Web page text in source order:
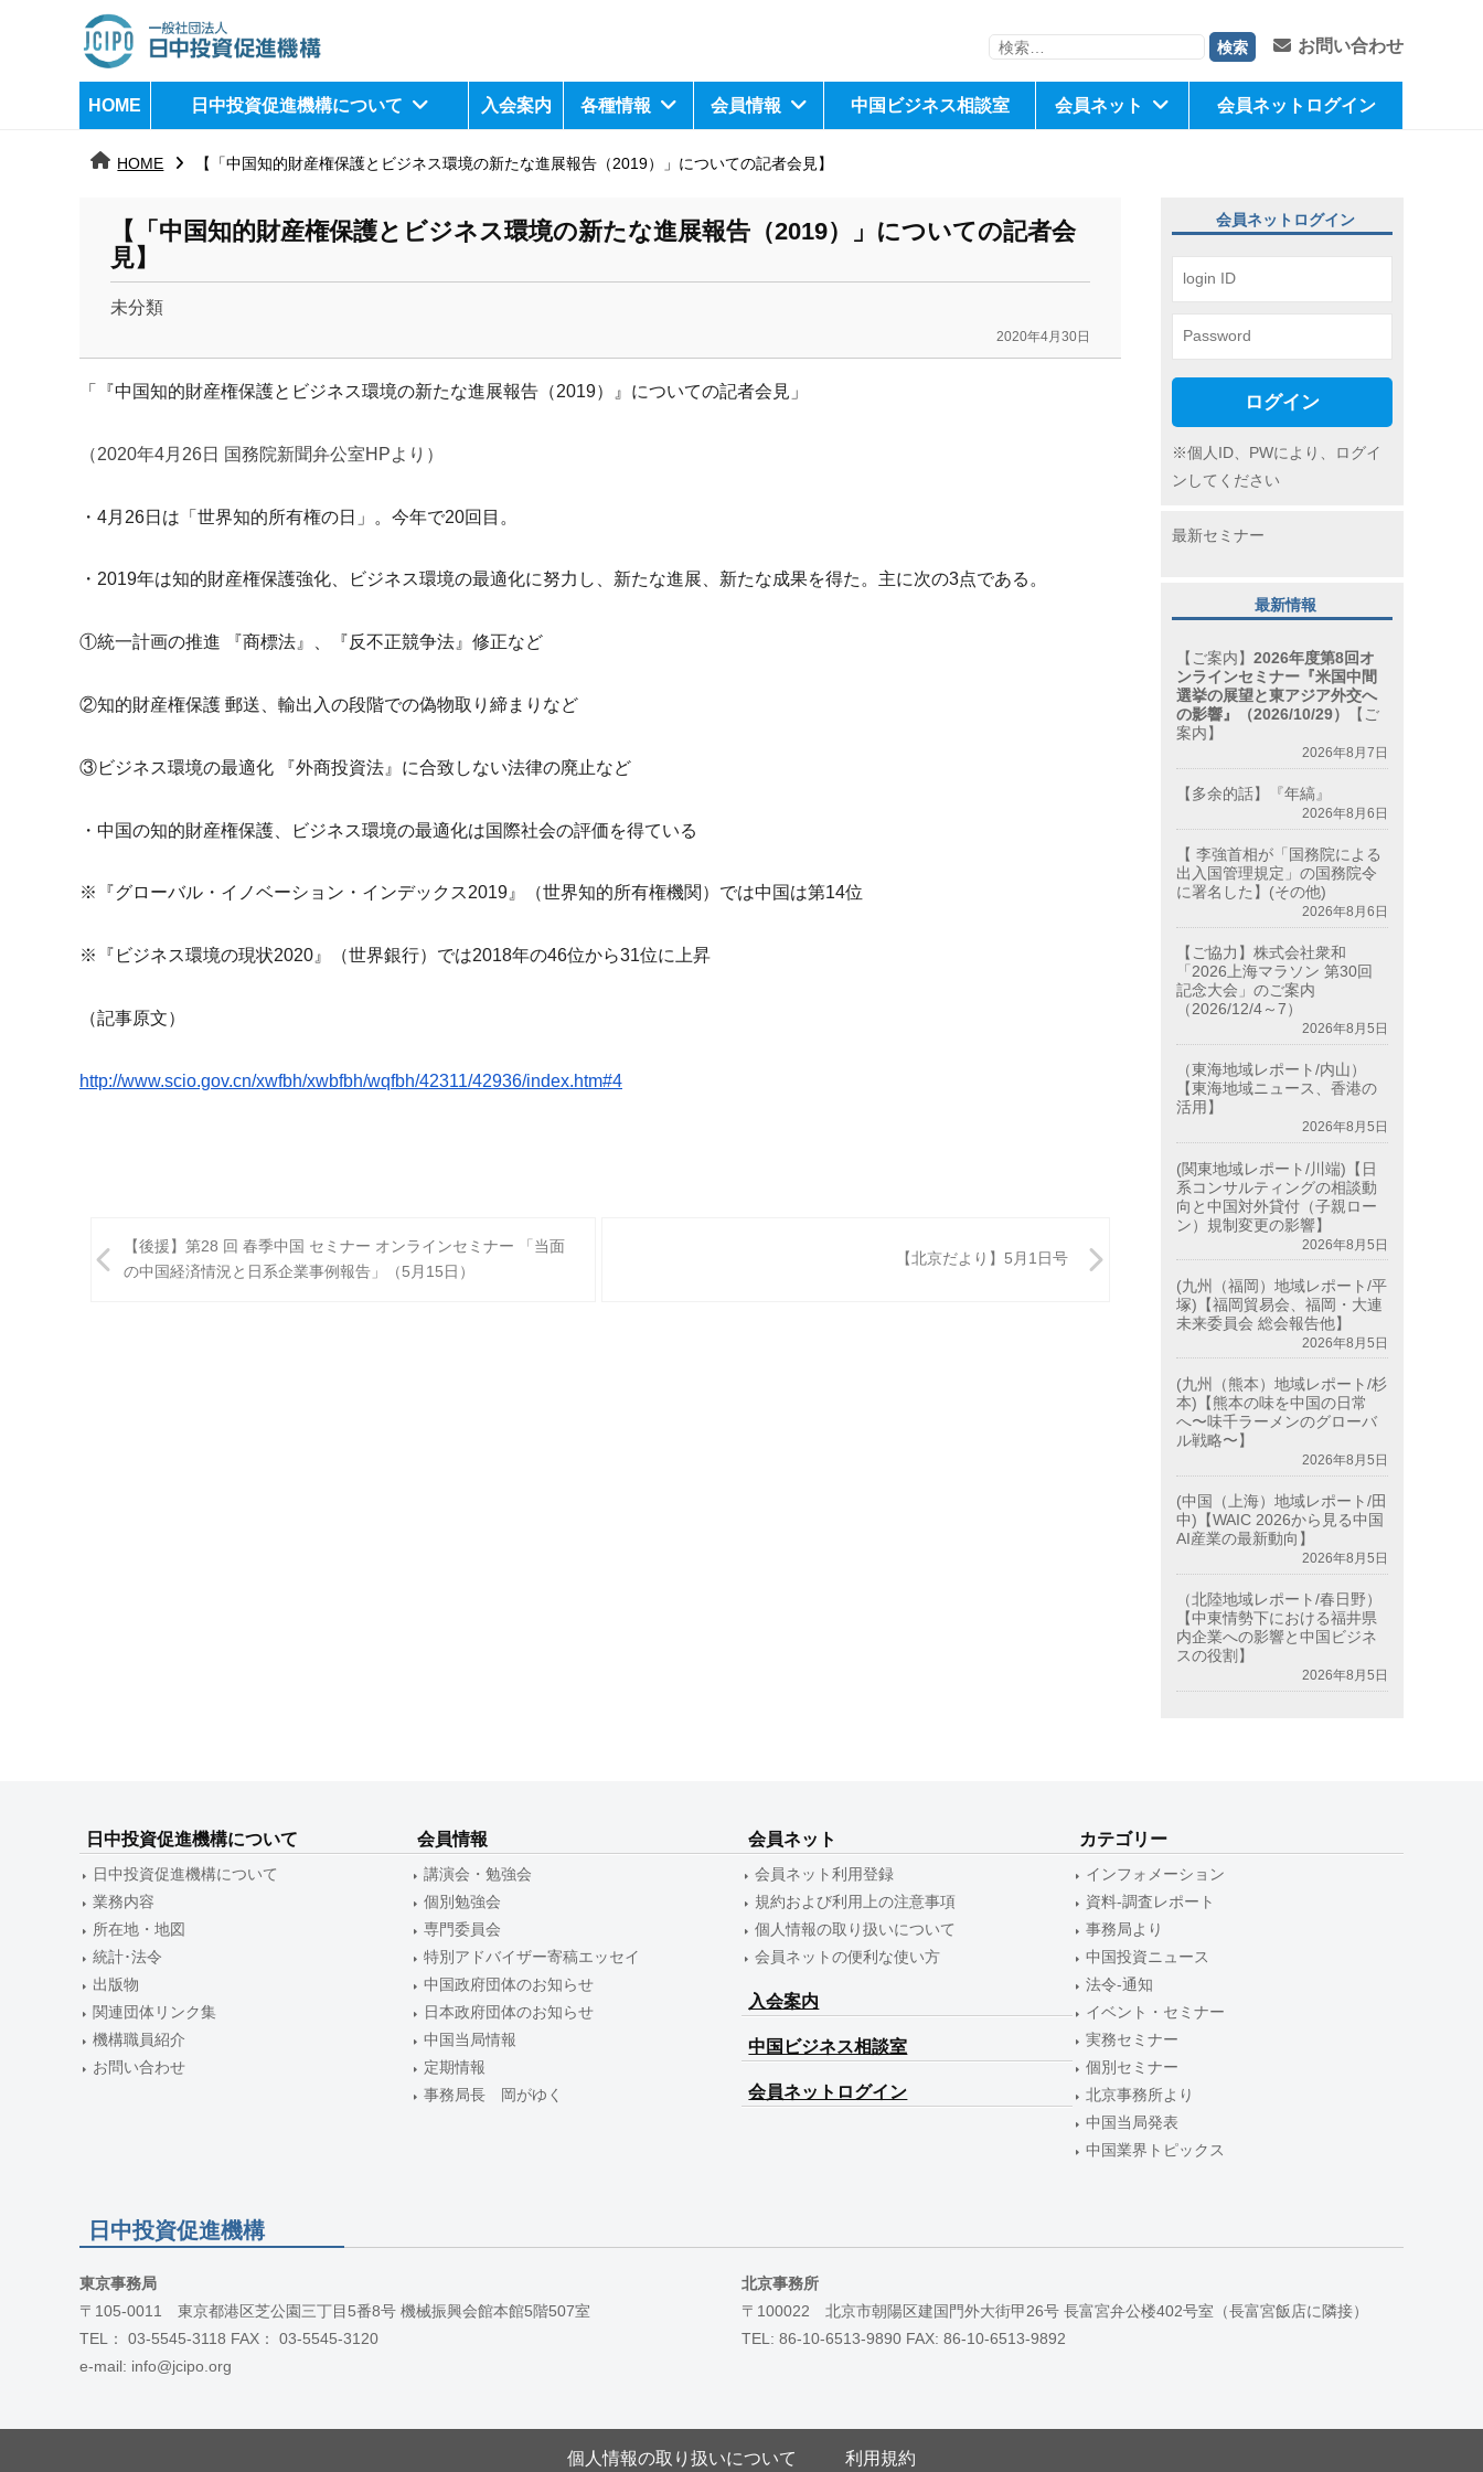
日
中
j
検
お問い合わせ
HOME 日中投資促進機構について 入会案内 各種情報 会員情報 中国ビジネス相談室 会員ネット 会員ネットログイン
HOME 【「中国知的財産権保護とビジネス環境の新たな進展報告（2019）」についての記者会見】
【「中国知的財産権保護とビジネス環境の新たな進展報告（2019）」についての記者会
見】
未分類
2020年4月30日
k
n
m
「『中国知的財産権保護とビジネス環境の新たな進展報告（2019）』についての記者会見」
（2020年4月26日 国務院新聞弁公室HPより）
・4月26日は「世界知的所有権の日」。今年で20回目。
・2019年は知的財産権保護強化、 ビジネス環境の最適化に努力し、新たな進展、新たな成果を得た。 主に次の3点である。
①統一計画の推進 『商標法』、『反不正競争法』修正など
②知的財産権保護 郵送、輸出入の段階での偽物取り締まりなど
③ビジネス環境の最適化 『外商投資法』に合致しない法律の廃止など
・中国の知的財産権保護、 ビジネス環境の最適化は国際社会の評価を得ている
※『グローバル・イノベーション・インデックス2019』（世界知的所有権機関）では中国は第14位
※『ビジネス環境の現状2020』（世界銀行） では2018年の46位から31位に上昇
（記事原文）
http://www.scio.gov.cn/xwfbh/xwbfbh/wqfbh/42311/42936/index.htm#4
稿
【後援】第28 回 春季中国 セミナー オンラインセミナー 「当面
の中国経済情況と日系企業事例報告」（5月15日）
【北京だより】5月1日号
会員ネットログイン
ログイン
※個人ID、PWにより、ログイ
ンしてください
最新セミナー
最新情報
【ご案内】2026年度第8回オ
ンラインセミナー『米国中間
選挙の展望と東アジア外交へ
の影響』（2026/10/29）
【ご
案内】
2026年8月7日
【多余的話】『年縞』
2026年8月6日
【 李強首相が「国務院による
出入国管理規定」の国務院令
に署名した】(その他)
2026年8月6日
【ご協力】株式会社衆和
「2026上海マラソン 第30回
記念大会」のご案内
（2026/12/4～7）
2026年8月5日
（東海地域レポート/内山）
【東海地域ニュース、香港の
活用】
2026年8月5日
(関東地域レポート/川端)【日
系コンサルティングの相談動
向と中国対外貸付（子親ロー
ン）規制変更の影響】
2026年8月5日
(九州（福岡）地域レポート/平
塚)【福岡貿易会、福岡・大連
未来委員会 総会報告他】
2026年8月5日
(九州（熊本）地域レポート/杉
本)【熊本の味を中国の日常
へ〜味千ラーメンのグローバ
ル戦略〜】
2026年8月5日
(中国（上海）地域レポート/田
中)【WAIC 2026から見る中国
AI産業の最新動向】
2026年8月5日
（北陸地域レポート/春日野）
【中東情勢下における福井県
内企業への影響と中国ビジネ
スの役割】
2026年8月5日
日中投資促進機構について
日中投資促進機構について
業務内容
所在地・地図
統計･法令
出版物
関連団体リンク集
機構職員紹介
お問い合わせ
会員情報
講演会・勉強会
個別勉強会
専門委員会
特別アドバイザー寄稿エッセイ
中国政府団体のお知らせ
日本政府団体のお知らせ
中国当局情報
定期情報
事務局長 岡がゆく
会員ネット
会員ネット利用登録
規約および利用上の注意事項
個人情報の取り扱いについて
会員ネットの便利な使い方
入会案内
中国ビジネス相談室
会員ネットログイン
カテゴリー
インフォメーション
資料-調査レポート
事務局より
中国投資ニュース
法令-通知
イベント・セミナー
実務セミナー
個別セミナー
北京事務所より
中国当局発表
中国業界トピックス
日中投資促進機構
東京事務局
〒105-0011 東京都港区芝公園三丁目5番8号 機械振興会館本館5階507室
TEL： 03-5545-3118 FAX： 03-5545-3120
e-mail: info@jcipo.org
北京事務所
〒100022 北京市朝陽区建国門外大街甲26号 長富宮弁公楼402号室（長富宮飯店に隣接）
TEL: 86-10-6513-9890 FAX: 86-10-6513-9892
個人情報の取り扱いについて 利用規約